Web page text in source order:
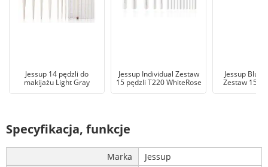
Jessup 14 pędzli do
makijażu Light Gray
Jessup Individual Zestaw
15 pędzli T220 WhiteRose
Jessup
Zestaw 15
Specyfikacja, funkcje
Marka
Jessup